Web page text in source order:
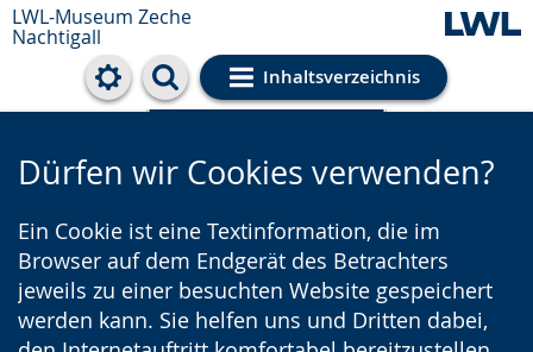
LWL-Museum Zeche
Nachtigall
Inhaltsverzeichnis
Cookie-Einstellungen
Dürfen wir Cookies verwenden?
Ein Cookie ist eine Textinformation, die im
Browser auf dem Endgerät des Betrachters
jeweils zu einer besuchten Website gespeichert
werden kann. Sie helfen uns und Dritten dabei,